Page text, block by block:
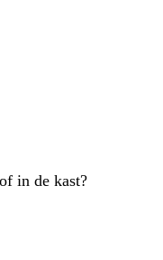
in de kast?